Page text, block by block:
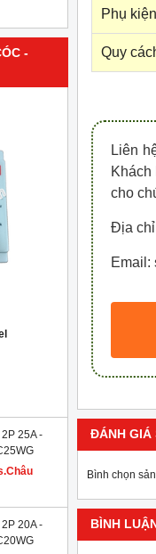
-
25A -
20A -
Phụ
Quy
Liên
Khách
cho
Địa
Email:
ĐÁNH GIÁ
Bình chọn
BÌNH LUẬN